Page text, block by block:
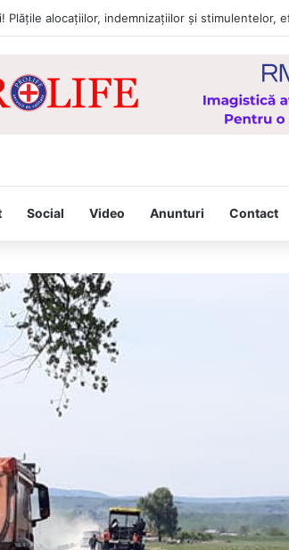
Social Video Anunturi Contact